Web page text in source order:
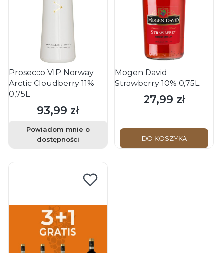
Prosecco VIP Norway
Arctic Cloudberry 11%
0,75L
Cena
93,99 zł
Powiadom mnie o
dostępności
Mogen David
Strawberry 10% 0,75L
Cena
27,99 zł
DO KOSZYKA